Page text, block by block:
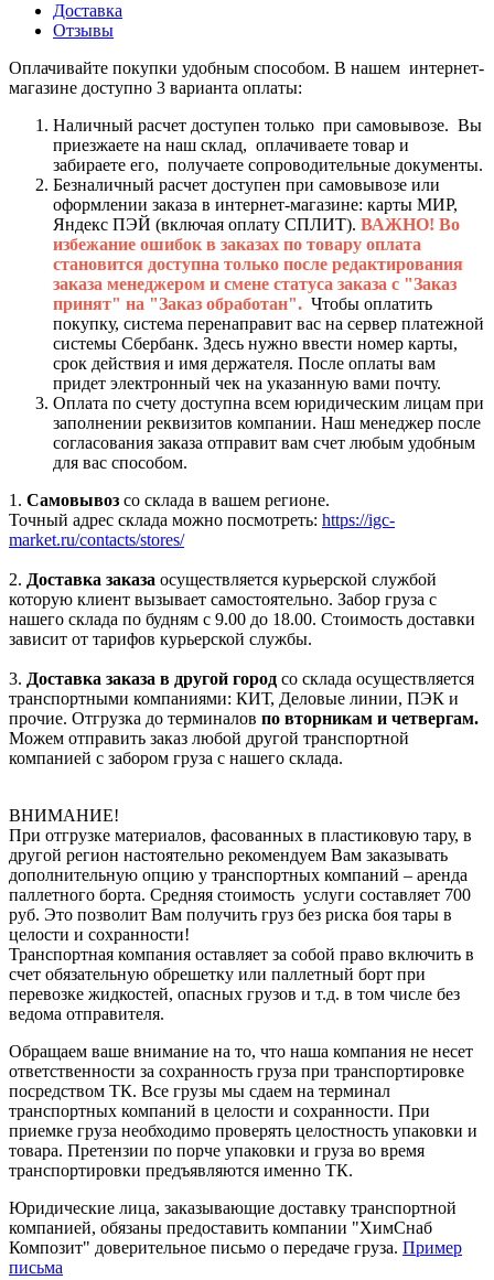
Доставка
Отзывы
Оплачивайте покупки удобным способом. В нашем интернет-
магазине доступно 3 варианта оплаты:
Наличный расчет доступен только при самовывозе. Вы
приезжаете на наш склад, оплачиваете товар и
забираете его, получаете сопроводительные документы.
Безналичный расчет доступен при самовывозе или
оформлении заказа в интернет-магазине: карты МИР,
Яндекс ПЭЙ (включая оплату СПЛИТ). ВАЖНО! Во
избежание ошибок в заказах по товару оплата
становится доступна только после редактирования
заказа менеджером и смене статуса заказа с "Заказ
принят" на "Заказ обработан". Чтобы оплатить
покупку, система перенаправит вас на сервер платежной
системы Сбербанк. Здесь нужно ввести номер карты,
срок действия и имя держателя. После оплаты вам
придет электронный чек на указанную вами почту.
Оплата по счету доступна всем юридическим лицам при
заполнении реквизитов компании. Наш менеджер после
согласования заказа отправит вам счет любым удобным
для вас способом.
1. Самовывоз со склада в вашем регионе.
Точный адрес склада можно посмотреть: https://igc-
market.ru/contacts/stores/
2. Доставка заказа осуществляется курьерской службой
которую клиент вызывает самостоятельно. Забор груза с
нашего склада по будням с 9.00 до 18.00. Стоимость доставки
зависит от тарифов курьерской службы.
3. Доставка заказа в другой город со склада осуществляется
транспортными компаниями: КИТ, Деловые линии, ПЭК и
прочие. Отгрузка до терминалов по вторникам и четвергам.
Можем отправить заказ любой другой транспортной
компанией с забором груза с нашего склада.
ВНИМАНИЕ!
При отгрузке материалов, фасованных в пластиковую тару, в
другой регион настоятельно рекомендуем Вам заказывать
дополнительную опцию у транспортных компаний – аренда
паллетного борта. Средняя стоимость услуги составляет 700
руб. Это позволит Вам получить груз без риска боя тары в
целости и сохранности!
Транспортная компания оставляет за собой право включить в
счет обязательную обрешетку или паллетный борт при
перевозке жидкостей, опасных грузов и т.д. в том числе без
ведома отправителя.
Обращаем ваше внимание на то, что наша компания не несет
ответственности за сохранность груза при транспортировке
посредством ТК. Все грузы мы сдаем на терминал
транспортных компаний в целости и сохранности. При
приемке груза необходимо проверять целостность упаковки и
товара. Претензии по порче упаковки и груза во время
транспортировки предъявляются именно ТК.
Юридические лица, заказывающие доставку транспортной
компанией, обязаны предоставить компании "ХимСнаб
Композит" доверительное письмо о передаче груза. Пример
письма